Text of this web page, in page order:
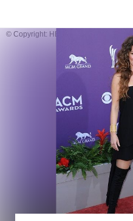
© Copyright: HEPTA